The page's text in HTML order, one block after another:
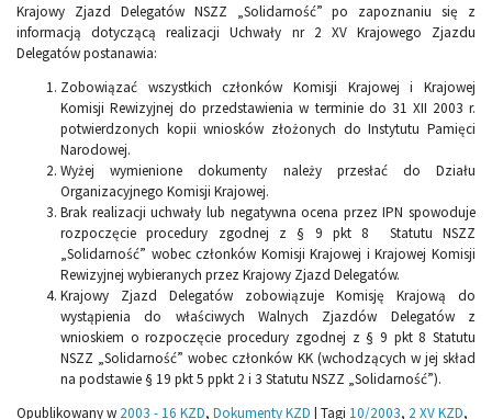
Krajowy Zjazd Delegatów NSZZ „Solidarność” po zapoznaniu się z
informacją dotyczącą realizacji Uchwały nr 2 XV Krajowego Zjazdu
Delegatów postanawia:
Zobowiązać wszystkich członków Komisji Krajowej i Krajowej
Komisji Rewizyjnej do przedstawienia w terminie do 31 XII 2003 r.
potwierdzonych kopii wniosków złożonych do Instytutu Pamięci
Narodowej.
Wyżej wymienione dokumenty należy przesłać do Działu
Organizacyjnego Komisji Krajowej.
Brak realizacji uchwały lub negatywna ocena przez IPN spowoduje
rozpoczęcie procedury zgodnej z § 9 pkt 8 Statutu NSZZ
„Solidarność” wobec członków Komisji Krajowej i Krajowej Komisji
Rewizyjnej wybieranych przez Krajowy Zjazd Delegatów.
Krajowy Zjazd Delegatów zobowiązuje Komisję Krajową do
wystąpienia do właściwych Walnych Zjazdów Delegatów z
wnioskiem o rozpoczęcie procedury zgodnej z § 9 pkt 8 Statutu
NSZZ „Solidarność” wobec członków KK (wchodzących w jej skład
na podstawie § 19 pkt 5 ppkt 2 i 3 Statutu NSZZ „Solidarność”).
Opublikowany w 2003 - 16 KZD, Dokumenty KZD | Tagi 10/2003, 2 XV KZD,